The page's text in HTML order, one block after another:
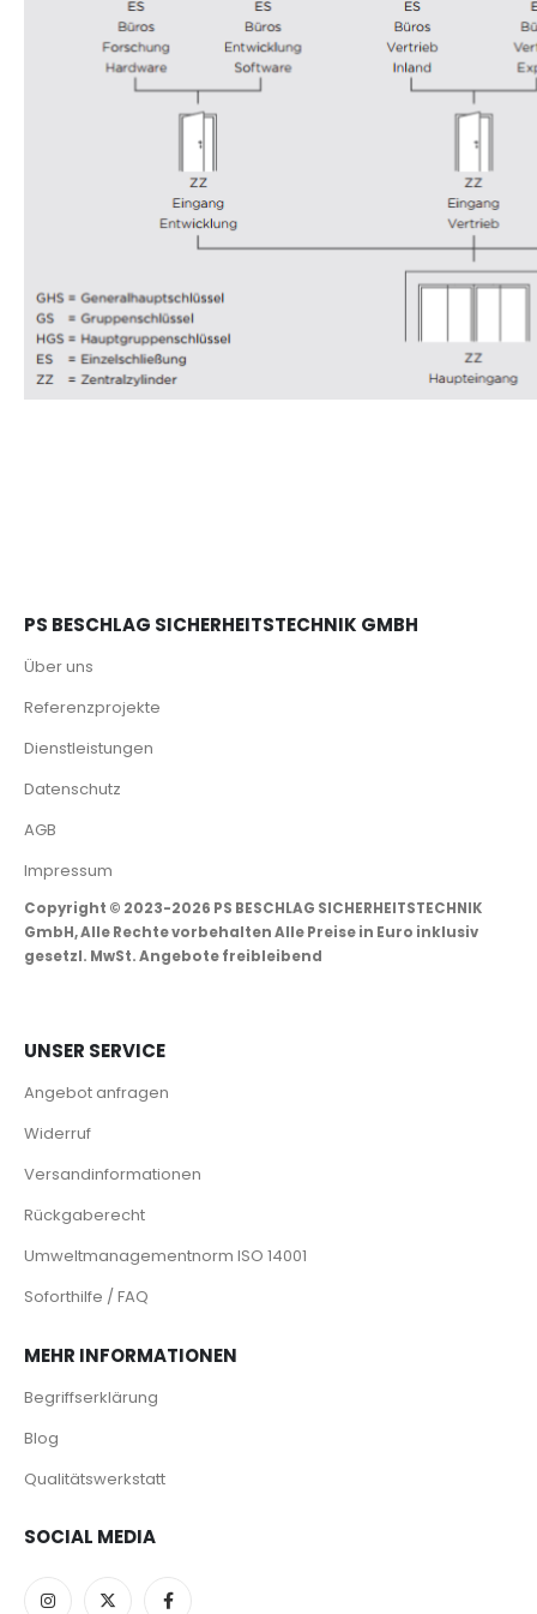
PS BESCHLAG SICHERHEITSTECHNIK GMBH
Über uns
Referenzprojekte
Dienstleistungen
Datenschutz
AGB
Impressum
Copyright © 2023-2026 PS BESCHLAG SICHERHEITSTECHNIK
GmbH, Alle Rechte vorbehalten Alle Preise in Euro inklusiv
gesetzl. MwSt. Angebote freibleibend
UNSER SERVICE
Angebot anfragen
Widerruf
Versandinformationen
Rückgaberecht
Umweltmanagementnorm ISO 14001
Soforthilfe / FAQ
MEHR INFORMATIONEN
Begriffserklärung
Blog
Qualitätswerkstatt
SOCIAL MEDIA